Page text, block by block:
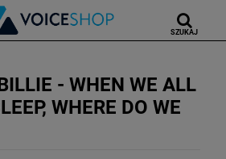
SZUKAJ
- WHEN WE ALL
WHERE DO WE